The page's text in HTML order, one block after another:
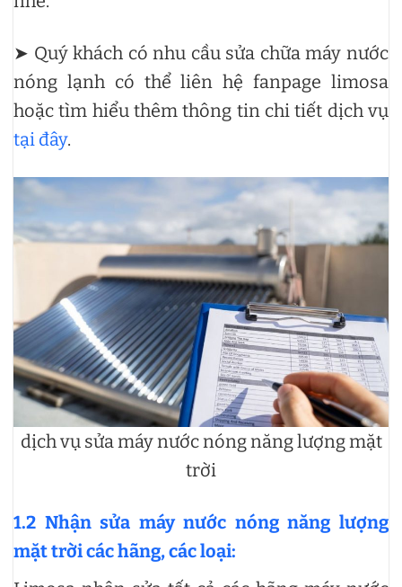
➤ Quý khách có nhu cầu sửa chữa máy nước
nóng lạnh có thể liên hệ fanpage limosa
hoặc tìm hiểu thêm thông tin chi tiết dịch vụ
tại đây.
dịch vụ sửa máy nước nóng năng lượng mặt
trời
1.2 Nhận sửa máy nước nóng năng lượng
mặt trời các hãng, các loại: